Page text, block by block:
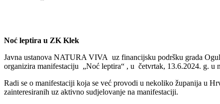
Noć leptira u ZK Klek
Javna ustanova NATURA VIVA uz financijsku podršku grada
organizira manifestaciju „Noć leptira“ , u četvrtak, 13.6.2024. g. u
Radi se o manifestaciji koja se već provodi u nekoliko županija u
zainteresiranih uz aktivno sudjelovanje na manifestaciji.